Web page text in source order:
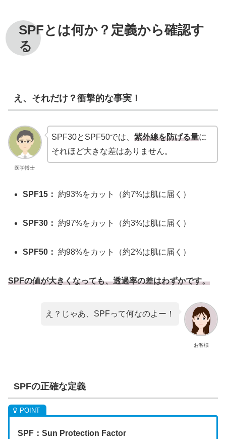
SPFとは何か？定義から確認す
る
え、それだけ？衝撃的な事実！
医学博士
SPF30とSPF50では、 紫外線を防げる量に
それほど大きな差はありません。
SPF15： 約93%をカット（約7%は肌に届く）
SPF30： 約97%をカット（約3%は肌に届く）
SPF50： 約98%をカット（約2%は肌に届く）
SPFの値が大きくなっても、透過率の差はわずかです。
お客様
え？じゃあ、SPFって何なのよー！
SPFの正確な定義
SPF：Sun Protection Factor